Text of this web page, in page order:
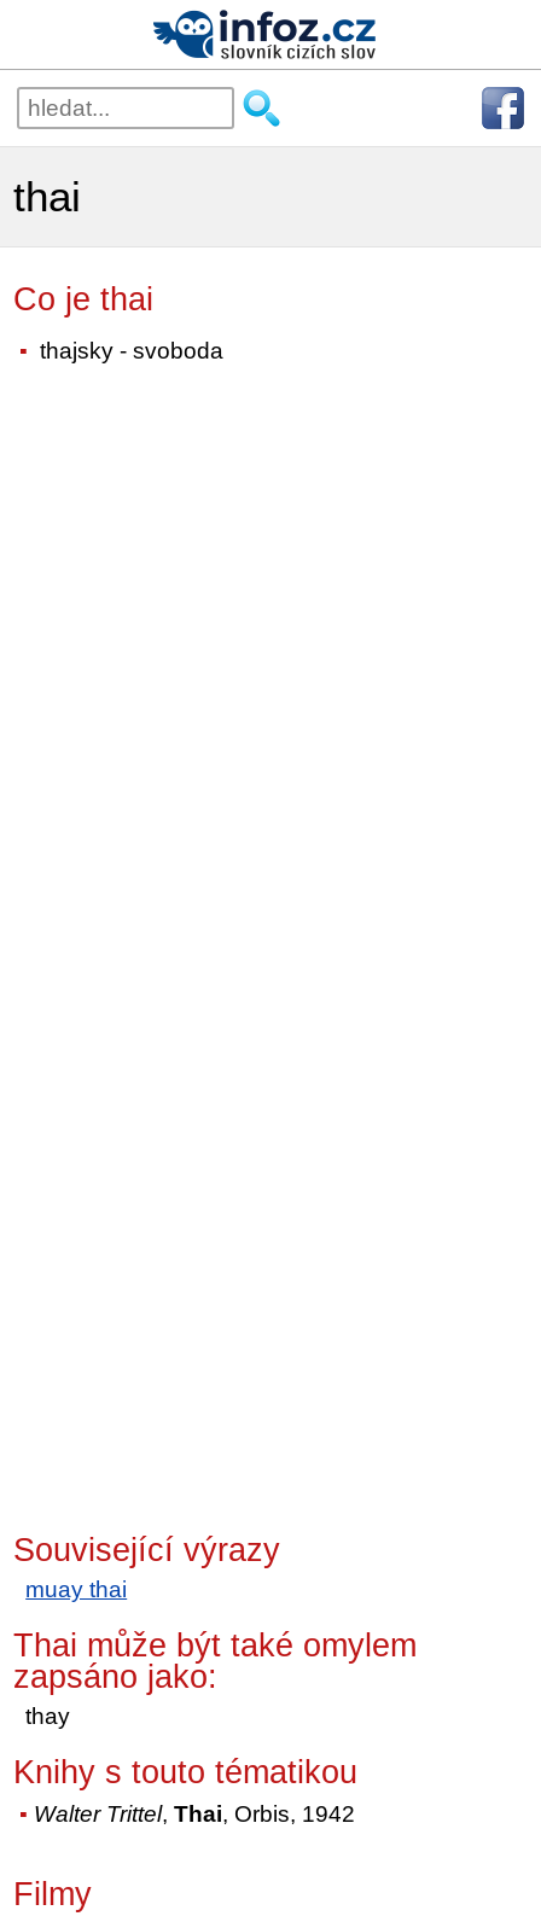
thai
Co je thai
thajsky - svoboda
Související výrazy
muay thai
Thai může být také omylem
zapsáno jako:
thay
Knihy s touto tématikou
Walter Trittel,Thai, Orbis, 1942
Filmy